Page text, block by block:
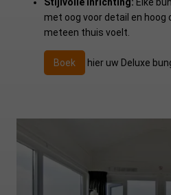
met oog voor detail en
meteen thuis voelt.
Boek hier uw Deluxe